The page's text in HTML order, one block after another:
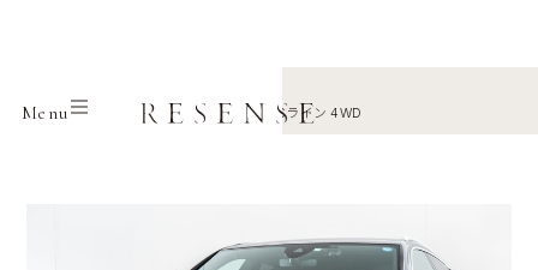
MenuQ8 55TFSI クワトロ デビューPKG Sライン 4WD